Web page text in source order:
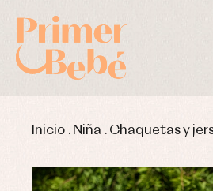
Inicio . Niña . Chaquetas y